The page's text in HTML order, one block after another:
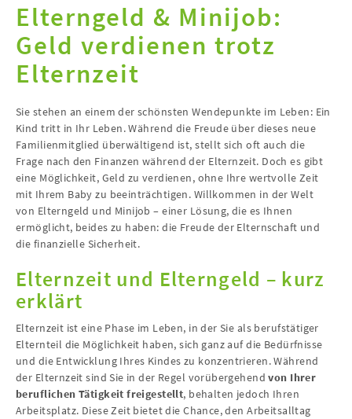
Elterngeld & Minijob:
Geld verdienen trotz
Elternzeit
Sie stehen an einem der schönsten Wendepunkte im Leben: Ein
Kind tritt in Ihr Leben. Während die Freude über dieses neue
Familienmitglied überwältigend ist, stellt sich oft auch die
Frage nach den Finanzen während der Elternzeit. Doch es gibt
eine Möglichkeit, Geld zu verdienen, ohne Ihre wertvolle Zeit
mit Ihrem Baby zu beeinträchtigen. Willkommen in der Welt
von Elterngeld und Minijob – einer Lösung, die es Ihnen
ermöglicht, beides zu haben: die Freude der Elternschaft und
die finanzielle Sicherheit.
Elternzeit und Elterngeld – kurz
erklärt
Elternzeit ist eine Phase im Leben, in der Sie als berufstätiger
Elternteil die Möglichkeit haben, sich ganz auf die Bedürfnisse
und die Entwicklung Ihres Kindes zu konzentrieren. Während
der Elternzeit sind Sie in der Regel vorübergehendvon Ihrer
beruflichen Tätigkeit freigestellt, behalten jedoch Ihren
Arbeitsplatz. Diese Zeit bietet die Chance, den Arbeitsalltag